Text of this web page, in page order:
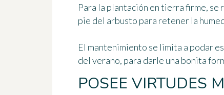
Para la plantación en tierra firme, se
pie del arbusto para retener la
El mantenimiento se limita a podar
del verano, para darle una bonita
POSEE VIRTUDES